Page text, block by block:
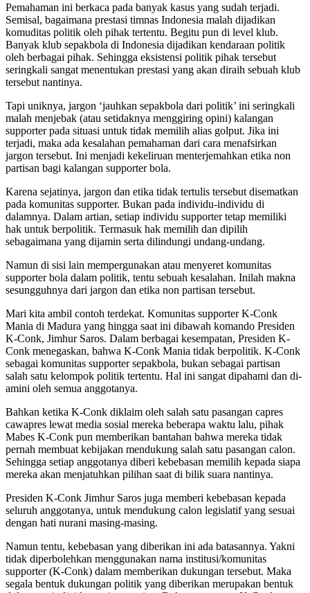
Pemahaman ini berkaca pada banyak kasus yang sudah terjadi.
Semisal, bagaimana prestasi timnas Indonesia malah dijadikan
komuditas politik oleh pihak tertentu. Begitu pun di level klub.
Banyak klub sepakbola di Indonesia dijadikan kendaraan politik
oleh berbagai pihak. Sehingga eksistensi politik pihak tersebut
seringkali sangat menentukan prestasi yang akan diraih sebuah klub
tersebut nantinya.
Tapi uniknya, jargon ‘jauhkan sepakbola dari politik’ ini seringkali
malah menjebak (atau setidaknya menggiring opini) kalangan
supporter pada situasi untuk tidak memilih alias golput. Jika ini
terjadi, maka ada kesalahan pemahaman dari cara menafsirkan
jargon tersebut. Ini menjadi kekeliruan menterjemahkan etika non
partisan bagi kalangan supporter bola.
Karena sejatinya, jargon dan etika tidak tertulis tersebut disematkan
pada komunitas supporter. Bukan pada individu-individu di
dalamnya. Dalam artian, setiap individu supporter tetap memiliki
hak untuk berpolitik. Termasuk hak memilih dan dipilih
sebagaimana yang dijamin serta dilindungi undang-undang.
Namun di sisi lain mempergunakan atau menyeret komunitas
supporter bola dalam politik, tentu sebuah kesalahan. Inilah makna
sesungguhnya dari jargon dan etika non partisan tersebut.
Mari kita ambil contoh terdekat. Komunitas supporter K-Conk
Mania di Madura yang hingga saat ini dibawah komando Presiden
K-Conk, Jimhur Saros. Dalam berbagai kesempatan, Presiden K-
Conk menegaskan, bahwa K-Conk Mania tidak berpolitik. K-Conk
sebagai komunitas supporter sepakbola, bukan sebagai partisan
salah satu kelompok politik tertentu. Hal ini sangat dipahami dan di-
amini oleh semua anggotanya.
Bahkan ketika K-Conk diklaim oleh salah satu pasangan capres
cawapres lewat media sosial mereka beberapa waktu lalu, pihak
Mabes K-Conk pun memberikan bantahan bahwa mereka tidak
pernah membuat kebijakan mendukung salah satu pasangan calon.
Sehingga setiap anggotanya diberi kebebasan memilih kepada siapa
mereka akan menjatuhkan pilihan saat di bilik suara nantinya.
Presiden K-Conk Jimhur Saros juga memberi kebebasan kepada
seluruh anggotanya, untuk mendukung calon legislatif yang sesuai
dengan hati nurani masing-masing.
Namun tentu, kebebasan yang diberikan ini ada batasannya. Yakni
tidak diperbolehkan menggunakan nama institusi/komunitas
supporter (K-Conk) dalam memberikan dukungan tersebut. Maka
segala bentuk dukungan politik yang diberikan merupakan bentuk